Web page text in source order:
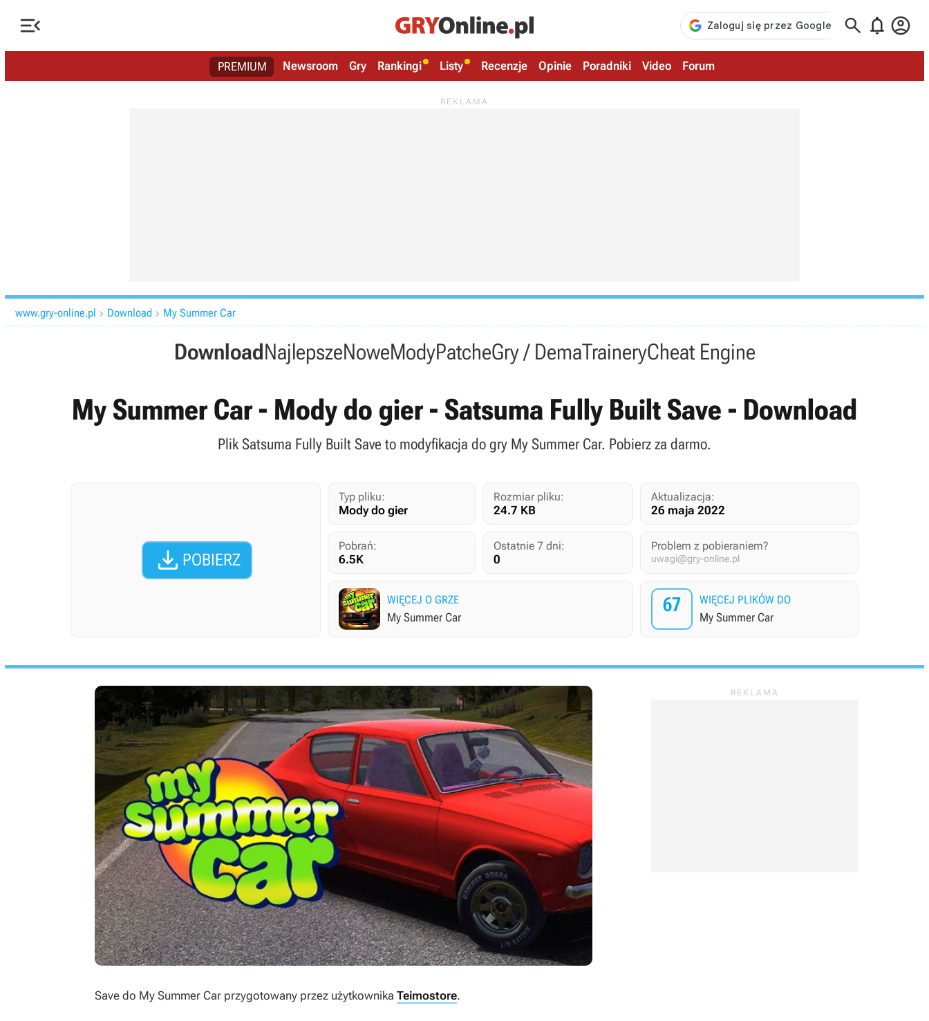
   
PREMIUM Newsroom Gry Rankingi Listy Recenzje Opinie Poradniki Video Forum
www.gry-online.pl  Download  My Summer Car
DownloadNajlepszeNoweModyPatcheGry / DemaTraineryCheat Engine
My Summer Car - Mody do gier - Satsuma Fully Built Save - Download
Plik Satsuma Fully Built Save to modyfikacja do gry My Summer Car. Pobierz za darmo.
 POBIERZ
Typ pliku:
Mody do gier
Rozmiar pliku:
24.7 KB
Aktualizacja:
26 maja 2022
Pobrań:
6.5K
Ostatnie 7 dni:
0
Problem z pobieraniem?
uwagi@gry-online.pl
WIĘCEJ O GRZE
My Summer Car
67 WIĘCEJ PLIKÓW DO
My Summer Car
Save do My Summer Car przygotowany przez użytkownika Teimostore.